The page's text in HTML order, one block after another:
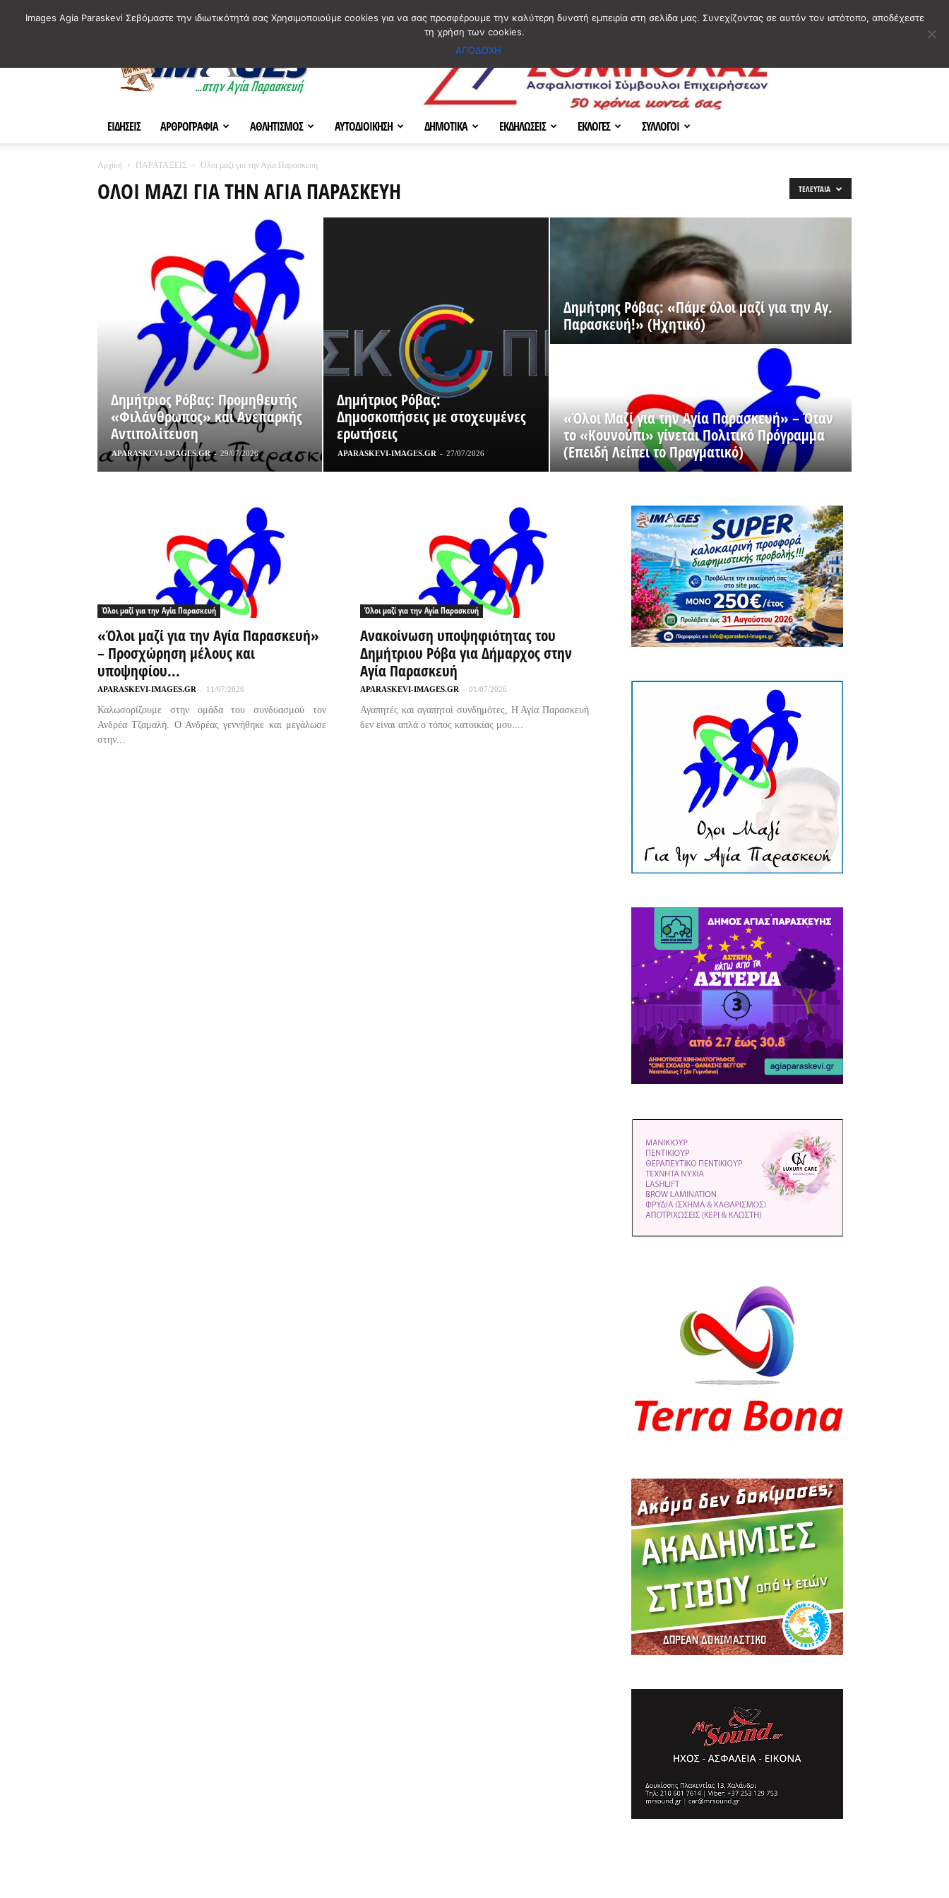
ΕΙΔΗΣΕΙΣ ΑΡΘΡΟΓΡΑΦΙΑ ΑΘΛΗΤΙΣΜΟΣ ΑΥΤΟΔΙΟΙΚΗΣΗ ΔΗΜΟΤΙΚΑ ΕΚΔΗΛΩΣΕΙΣ ΕΚΛΟΓΕΣ ΣΥΛΛΟΓΟΙ
Αρχική ΠΑΡΑΤΑΞΕΙΣ Όλοι μαζί για την Αγία Παρασκευή
ΌΛΟΙ ΜΑΖΊ ΓΙΑ ΤΗΝ ΑΓΊΑ ΠΑΡΑΣΚΕΥΉ ΤΕΛΕΥΤΑΊΑ
Δημήτριος Ρόβας: Προμηθευτής
«Φιλάνθρωπος» και Ανεπαρκής
Αντιπολίτευση
APARASKEVI-IMAGES.GR - 29/07/2026
Δημήτριος Ρόβας:
Δημοσκοπήσεις με στοχευμένες
ερωτήσεις
APARASKEVI-IMAGES.GR - 27/07/2026
Δημήτρης Ρόβας: «Πάμε όλοι μαζί για την Αγ.
Παρασκευή!» (Ηχητικό)
«Όλοι Μαζί για την Αγία Παρασκευή» – Όταν
το «Κουνούπι» γίνεται Πολιτικό Πρόγραμμα
(Επειδή Λείπει το Πραγματικό)
Όλοι μαζί για την Αγία Παρασκευή
«Όλοι μαζί για την Αγία Παρασκευή»
– Προσχώρηση μέλους και
υποψηφίου...
APARASKEVI-IMAGES.GR - 11/07/2026
Καλωσορίζουμε στην ομάδα του συνδυασμού τον
Ανδρέα Τζαμαλή. Ο Ανδρέας γεννήθηκε και μεγάλωσε
στην...
Όλοι μαζί για την Αγία Παρασκευή
Ανακοίνωση υποψηφιότητας του
Δημήτριου Ρόβα για Δήμαρχος στην
Αγία Παρασκευή
APARASKEVI-IMAGES.GR - 01/07/2026
Αγαπητές και αγαπητοί συνδημότες, Η Αγία Παρασκευή
δεν είναι απλά ο τόπος κατοικίας μου....
Images Agia Paraskevi Σεβόμαστε την ιδιωτικότητά σας Χρησιμοποιούμε cookies για να σας προσφέρουμε την καλύτερη δυνατή εμπειρία στη σελίδα μας. Συνεχίζοντας σε αυτόν τον ιστότοπο, αποδέχεστε
τη χρήση των cookies.
ΑΠΟΔΟΧΗ